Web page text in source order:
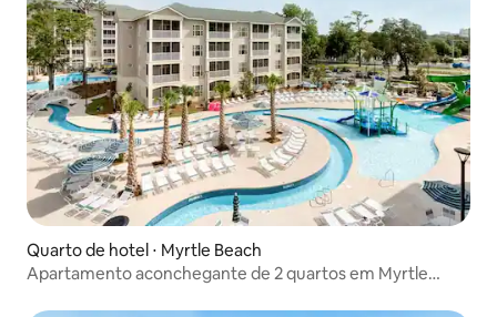
Quarto de hotel ⋅ Myrtle Beach
Apartamento aconchegante de 2 quartos em Myrtle